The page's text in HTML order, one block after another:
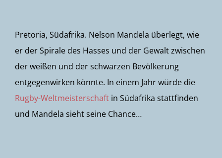
Pretoria, Südafrika. Nelson Mandela überlegt, wie
er der Spirale des Hasses und der Gewalt zwischen
der weißen und der schwarzen Bevölkerung
entgegenwirken könnte. In einem Jahr würde die
Rugby-Weltmeisterschaft in Südafrika stattfinden
und Mandela sieht seine Chance…